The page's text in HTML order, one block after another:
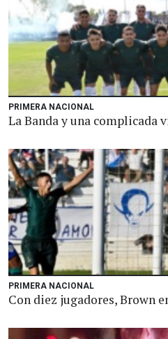
PRIMERA NACIONAL
La Banda y una complicada
PRIMERA NACIONAL
Con diez jugadores, Brown